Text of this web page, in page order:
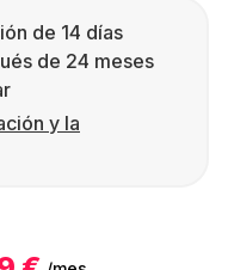
de 14 días
de 24 meses
y la